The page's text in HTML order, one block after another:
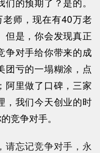
师，现在有40万老
但是，你会发现真正
争对手给你带来的成
团亏的一塌糊涂，点
阿里做了口碑，三家
，我们今天创业的时
竞争对手。
请忘记竞争对手，永